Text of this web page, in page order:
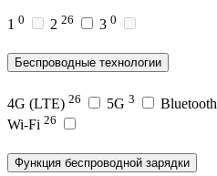
1 0 2 26 3 0
Беспроводные технологии
4G (LTE) 26 5G 3 Bluetooth
Wi-Fi 26
Функция беспроводной зарядки